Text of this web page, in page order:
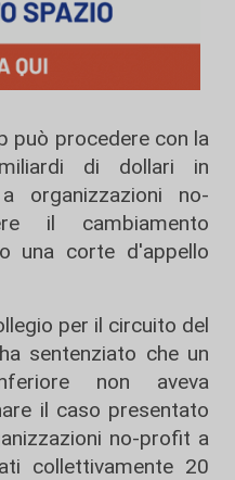
può procedere con la
di dollari in
organizzazioni no-
il cambiamento
una corte d'appello
per il circuito del
sentenziato che un
non aveva
il caso presentato
no-profit a
collettivamente 20